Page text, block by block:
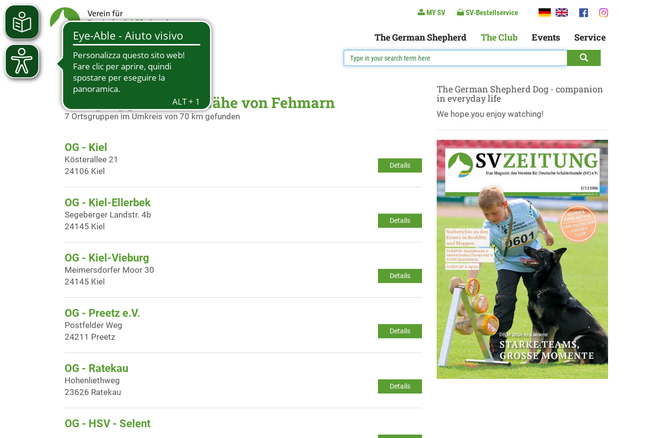
MY SV SV-Bestellservice
The German Shepherd The Club Events Service
Ortsgruppen in der Nähe von Fehmarn
7 Ortsgruppen im Umkreis von 70 km gefunden
OG - Kiel
Details
Kösterallee 21
24106 Kiel
OG - Kiel-Ellerbek
Details
Segeberger Landstr. 4b
24145 Kiel
OG - Kiel-Vieburg
Details
Meimersdorfer Moor 30
24145 Kiel
OG - Preetz e.V.
Details
Postfelder Weg
24211 Preetz
OG - Ratekau
Details
Hohenliethweg
23626 Ratekau
OG - HSV - Selent
The German Shepherd Dog - companion
in everyday life
We hope you enjoy watching!